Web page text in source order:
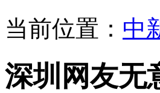
当前位置： 中
深圳网友无